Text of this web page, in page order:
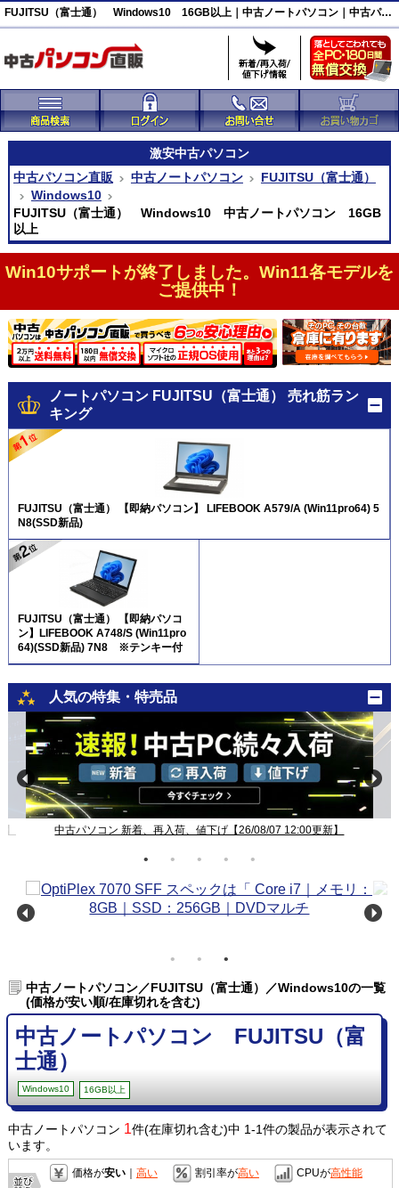
FUJITSU（富士通） Windows10 16GB以上｜中古ノートパソコン｜中古パソコン直販
激安中古パソコン
中古パソコン直販
中古ノートパソコン
FUJITSU（富士通）
Windows10
FUJITSU（富士通） Windows10 中古ノートパソコン 16GB
以上
Win10サポートが終了しました。Win11各モデルを
ご提供中！
ノートパソコン FUJITSU（富士通） 売れ筋ラン
キング
FUJITSU（富士通） 【即納パソコン】 LIFEBOOK A579/A (Win11pro64) 5
N8(SSD新品)
FUJITSU（富士通） 【即納パソコ
ン】LIFEBOOK A748/S (Win11pro
64)(SSD新品) 7N8 ※テンキー付
人気の特集・特売品
中古パソコン 新着、再入荷、値下げ【26/08/07 12:00更新】
中古ノートパソコン／FUJITSU（富士通）／Windows10の一覧
(価格が安い順/在庫切れを含む)
中古ノートパソコン FUJITSU（富
士通）
Windows10 16GB以上
中古ノートパソコン 1件(在庫切れ含む)中 1-1件の製品が表示されて
います。
価格が安い｜ 高い 割引率が高い CPUが高性能